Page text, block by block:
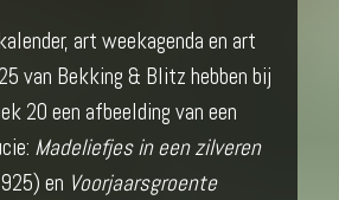
art weekagenda en art
van Bekking & Blitz hebben bij
20 een afbeelding van een
Madeliefjes in een zilveren
en Voorjaarsgroente